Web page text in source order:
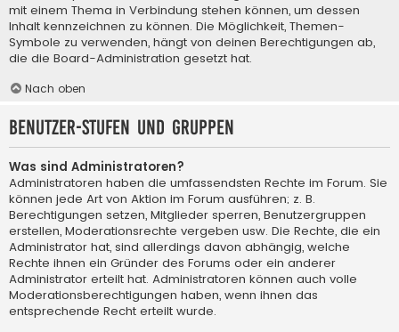
mit einem Thema in Verbindung stehen können, um dessen
Inhalt kennzeichnen zu können. Die Möglichkeit, Themen-
Symbole zu verwenden, hängt von deinen Berechtigungen ab,
die die Board-Administration gesetzt hat.
Nach oben
Benutzer-Stufen und Gruppen
Was sind Administratoren?
Administratoren haben die umfassendsten Rechte im Forum. Sie
können jede Art von Aktion im Forum ausführen; z. B.
Berechtigungen setzen, Mitglieder sperren, Benutzergruppen
erstellen, Moderationsrechte vergeben usw. Die Rechte, die ein
Administrator hat, sind allerdings davon abhängig, welche
Rechte ihnen ein Gründer des Forums oder ein anderer
Administrator erteilt hat. Administratoren können auch volle
Moderationsberechtigungen haben, wenn ihnen das
entsprechende Recht erteilt wurde.